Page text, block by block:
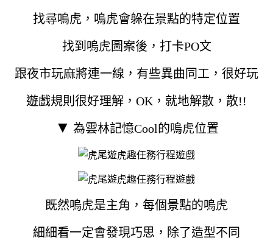
找尋嗚虎，嗚虎會躲在景點的特定位置
找到嗚虎圖案後，打卡PO文
跟夜市玩麻將連一線，有些異曲同工，很好玩
遊戲規則很好理解，OK，就地解散，散!!
▼ 為雲林記憶Cool的嗚虎位置
既然嗚虎是主角，每個景點的嗚虎
細細看一定會發現巧思，除了造型不同